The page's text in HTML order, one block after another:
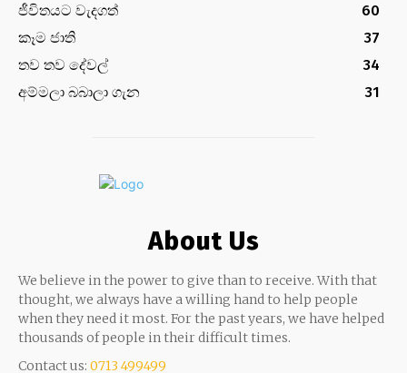
ජීවිතයට වැදගත්
60
කෑම ජාති
37
තව තව දේවල්
34
අම්මලා බබාලා ගැන
31
About Us
We believe in the power to give than to receive. With that
thought, we always have a willing hand to help people
when they need it most. For the past years, we have helped
thousands of people in their difficult times.
Contact us: 0713 499499